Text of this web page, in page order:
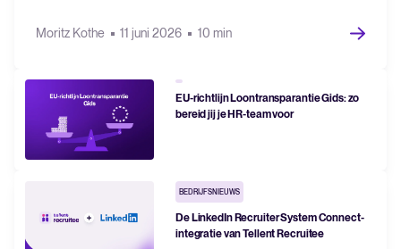
Moritz Kothe 11 juni 2026 10 min
EU-richtlijn Loontransparantie Gids: zo
bereid jij je HR-team voor
BEDRIJFSNIEUWS
De LinkedIn Recruiter System Connect-
integratie van Tellent Recruitee